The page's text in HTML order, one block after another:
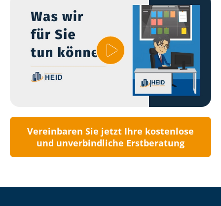
Vereinbaren Sie jetzt Ihre kostenlose
und unverbindliche Erstberatung